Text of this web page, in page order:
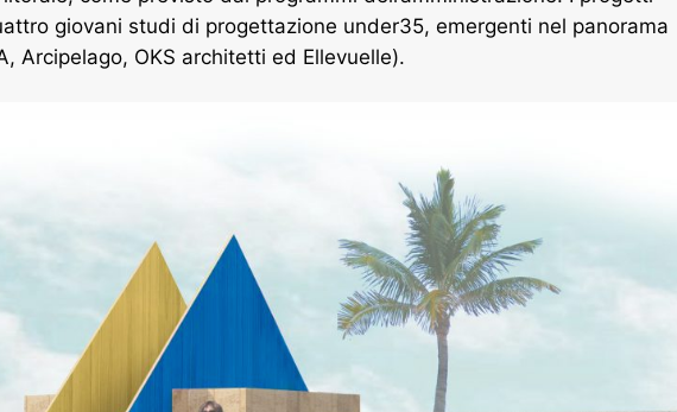
giovani studi di progettazione under35, emergenti nel panorama
Arcipelago, OKS architetti ed Ellevuelle).